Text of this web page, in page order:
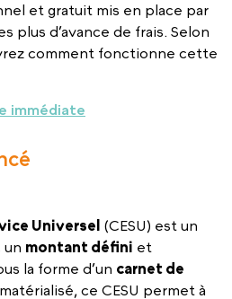
et gratuit mis en place par
plus d’avance de frais. Selon
comment fonctionne cette
immédiate
Universel (CESU) est un
un montant défini et
la forme d’un carnet de
ce CESU permet à